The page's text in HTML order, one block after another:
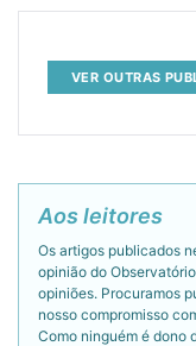
VER OUTRAS
Aos leitores
Os artigos publicados
opinião do
opiniões. Procuramos
nosso compromisso
Como ninguém é dono